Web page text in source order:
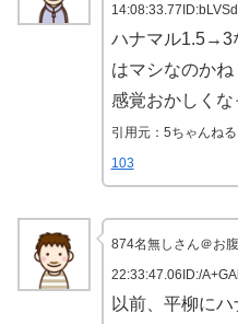
ハナマル1.5→3
はマシなのかね
感覚おかしく
引用元：5ちゃんねる
103
874名無しさん＠お
22:33:47.06ID:/
以前、平柳に